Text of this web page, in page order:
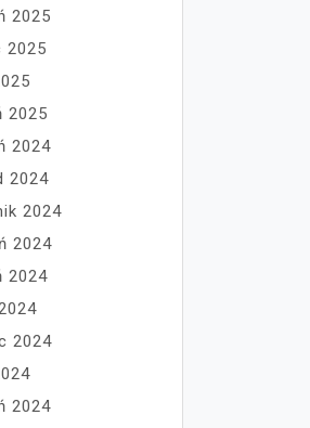
2025
2025
2025
2024
2024
2024
2024
2024
2024
2024